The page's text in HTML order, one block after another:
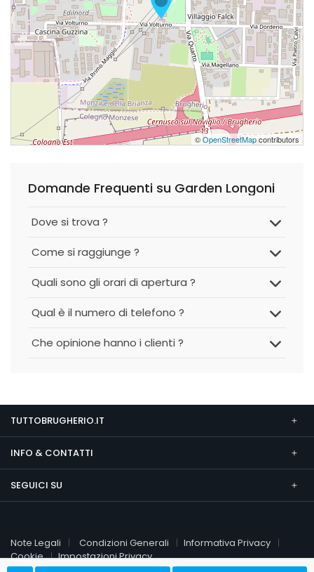
©OpenStreetMapcontributors
Domande Frequenti su Garden Longoni
Dove si trova ?
Come si raggiunge ?
Quali sono gli orari di apertura ?
Qual è il numero di telefono ?
Che opinione hanno i clienti ?
TUTTOBRUGHERIO.IT
INFO & CONTATTI
SEGUICI SU
Note Legali Condizioni Generali
Informativa Privacy
Cookie
Impostazioni Privacy